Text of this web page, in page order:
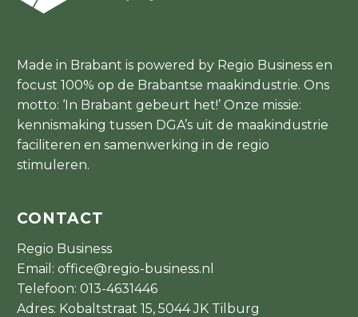
Made in Brabant is powered by Regio Business en
focust 100% op de Brabantse maakindustrie. Ons
motto: ‘In Brabant gebeurt het!’ Onze missie:
kennismaking tussen DGA’s uit de maakindustrie
faciliteren en samenwerking in de regio
stimuleren.
CONTACT
Regio Business
Email: office@regio-business.nl
Telefoon: 013-4631446
Adres: Kobaltstraat 15, 5044 JK Tilburg